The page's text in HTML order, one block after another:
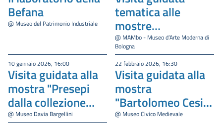
Befana
@ Museo del Patrimonio Industriale
tematica alle
mostre
temporanee
‘Quarta Casa’ e
‘Uno Bianca.
Bianco e nero’
@ MAMbo - Museo d’Arte Moderna di
Bologna
10 gennaio 2026, 16:00
Visita guidata alla
mostra "Presepi
dalla collezione
Forlai"
@ Museo Davia Bargellini
22 febbraio 2026, 16:30
Visita guidata alla
mostra
"Bartolomeo Cesi
(1556-1629).
@ Museo Civico Medievale